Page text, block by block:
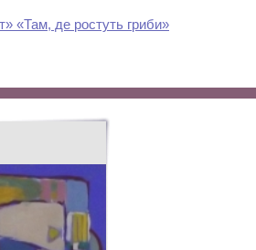
«Там, де ростуть гриби»